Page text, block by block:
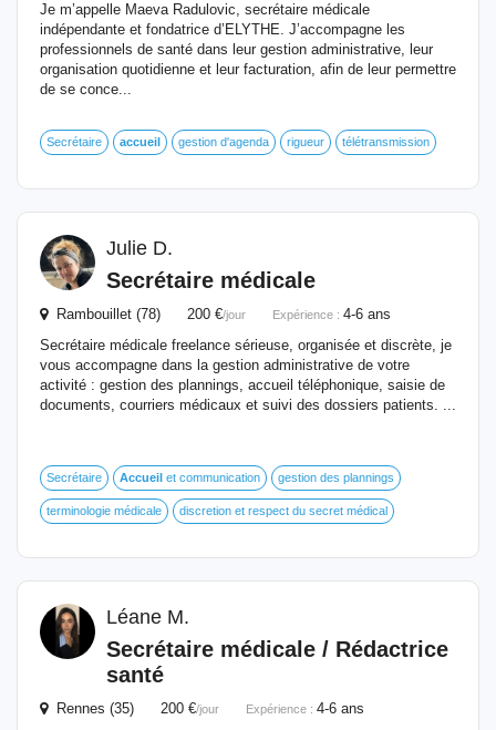
Je m’appelle Maeva Radulovic, secrétaire médicale
indépendante et fondatrice d’ELYTHE. J’accompagne les
professionnels de santé dans leur gestion administrative, leur
organisation quotidienne et leur facturation, afin de leur permettre
de se conce...
Secrétaire accueil gestion d'agenda rigueur télétransmission
Julie D.
Secrétaire médicale
Rambouillet (78) 200 €/jour Expérience : 4-6 ans
Secrétaire médicale freelance sérieuse, organisée et discrète, je
vous accompagne dans la gestion administrative de votre
activité : gestion des plannings, accueil téléphonique, saisie de
documents, courriers médicaux et suivi des dossiers patients. ...
Secrétaire Accueil et communication gestion des plannings
terminologie médicale discretion et respect du secret médical
Léane M.
Secrétaire médicale / Rédactrice
santé
Rennes (35) 200 €/jour Expérience : 4-6 ans